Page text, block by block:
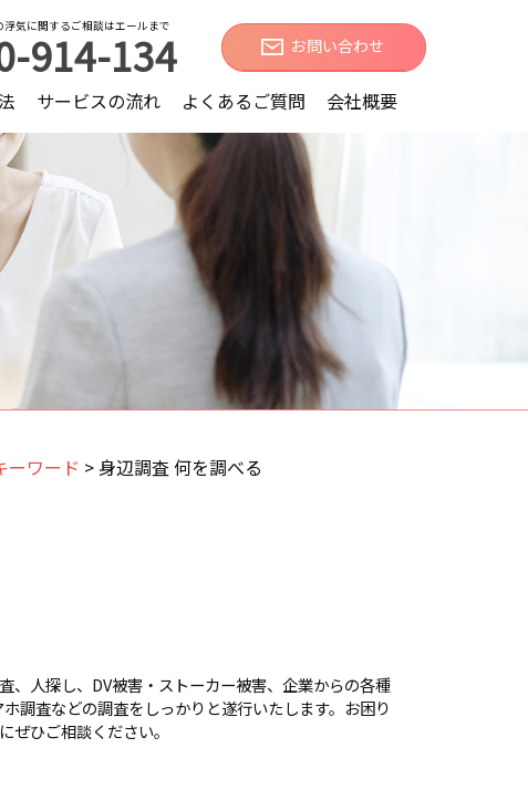
浮気に関するご相談はエールまで
914-134 お問い合わせ
サービスの流れ よくあるご質問 会社概要
ーワード > 身辺調査 何を調べる
、人探し、DV被害・ストーカー被害、企業からの各種
調査などの調査をしっかりと遂行いたします。お困り
ぜひご相談ください。